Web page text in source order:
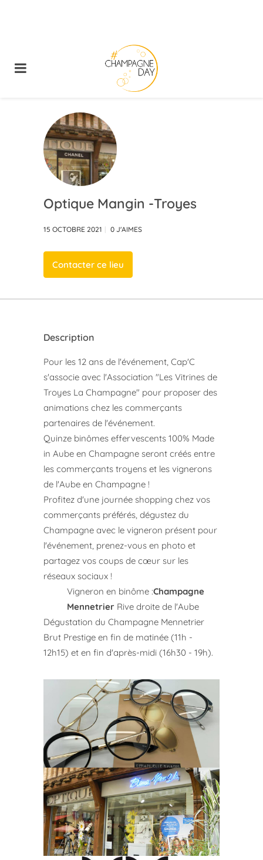
Optique Mangin -Troyes
15 OCTOBRE 2021 0 J'AIMES
Contacter ce lieu
Description
Pour les 12 ans de l'événement, Cap'C
s'associe avec l'Association "Les Vitrines de
Troyes La Champagne" pour proposer des
animations chez les commerçants
partenaires de l'événement.
Quinze binômes effervescents 100% Made
in Aube en Champagne seront créés entre
les commerçants troyens et les vignerons
de l'Aube en Champagne !
Profitez d'une journée shopping chez vos
commerçants préférés, dégustez du
Champagne avec le vigneron présent pour
l'événement, prenez-vous en photo et
partagez vos coups de cœur sur les
réseaux sociaux !
Vigneron en binôme :Champagne
Mennetrier Rive droite de l'Aube
Dégustation du Champagne Mennetrier
Brut Prestige en fin de matinée (11h -
12h15) et en fin d'après-midi (16h30 - 19h).